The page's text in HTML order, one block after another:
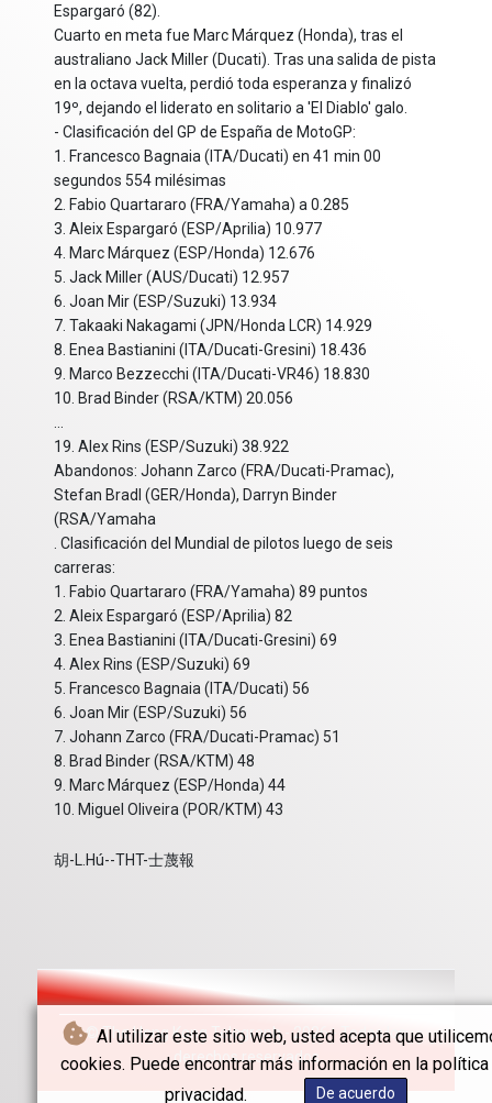
Al utilizar este sitio web, usted acepta que
cookies. Puede encontrar más información en la política
privacidad.
De acuerdo
Espargaró (82).
Cuarto en meta fue Marc Márquez (Honda), tras el
australiano Jack Miller (Ducati). Tras una salida de pista
en la octava vuelta, perdió toda esperanza y finalizó
19º, dejando el liderato en solitario a 'El Diablo' galo.
- Clasificación del GP de España de MotoGP:
1. Francesco Bagnaia (ITA/Ducati) en 41 min 00
segundos 554 milésimas
2. Fabio Quartararo (FRA/Yamaha) a 0.285
3. Aleix Espargaró (ESP/Aprilia) 10.977
4. Marc Márquez (ESP/Honda) 12.676
5. Jack Miller (AUS/Ducati) 12.957
6. Joan Mir (ESP/Suzuki) 13.934
7. Takaaki Nakagami (JPN/Honda LCR) 14.929
8. Enea Bastianini (ITA/Ducati-Gresini) 18.436
9. Marco Bezzecchi (ITA/Ducati-VR46) 18.830
10. Brad Binder (RSA/KTM) 20.056
19. Alex Rins (ESP/Suzuki) 38.922
Abandonos: Johann Zarco (FRA/Ducati-Pramac),
Stefan Bradl (GER/Honda), Darryn Binder
(RSA/Yamaha
. Clasificación del Mundial de pilotos luego de seis
carreras:
1. Fabio Quartararo (FRA/Yamaha) 89 puntos
2. Aleix Espargaró (ESP/Aprilia) 82
3. Enea Bastianini (ITA/Ducati-Gresini) 69
4. Alex Rins (ESP/Suzuki) 69
5. Francesco Bagnaia (ITA/Ducati) 56
6. Joan Mir (ESP/Suzuki) 56
7. Johann Zarco (FRA/Ducati-Pramac) 51
8. Brad Binder (RSA/KTM) 48
9. Marc Márquez (ESP/Honda) 44
10. Miguel Oliveira (POR/KTM) 43
胡-L.Hú--THT-士蔑報
© The Hong Kong Telegraph - 2026 - Todos los
derechos reservados